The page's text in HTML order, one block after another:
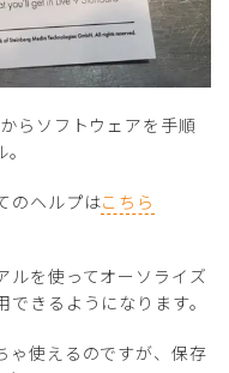
からソフトウェアを手順
のヘルプはこちら
ルを使ってオーソライズ
できるようになります。
ゃ使えるのですが、保存